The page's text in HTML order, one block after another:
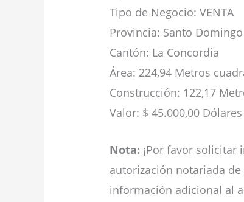
Tipo de Negocio: VENTA
Provincia: Santo
Cantón: La Concordia
Área: 224,94 Metros
Construcción: 122,17
Valor: $ 45.000,00
Nota: ¡Por favor solicitar
autorización notariada
información adicional al